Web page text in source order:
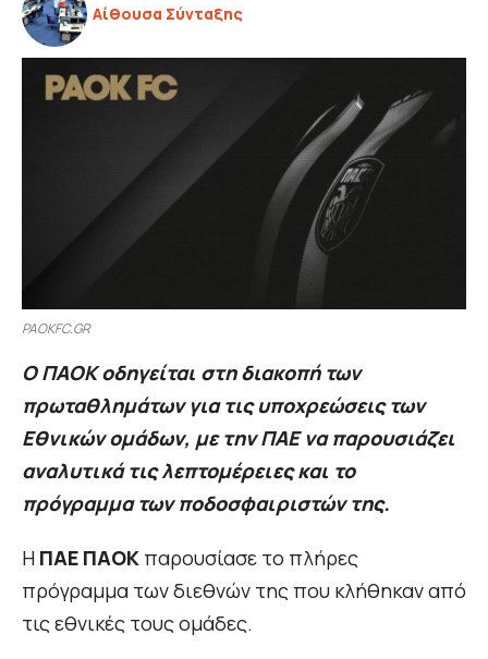
Αίθουσα Σύνταξης
PAOKFC.GR
Ο ΠΑΟΚ οδηγείται στη διακοπή των
πρωταθλημάτων για τις υποχρεώσεις των
Εθνικών ομάδων, με την ΠΑΕ να παρουσιάζει
αναλυτικά τις λεπτομέρειες και το
πρόγραμμα των ποδοσφαιριστών της.
Η ΠΑΕ ΠΑΟΚ παρουσίασε το πλήρες
πρόγραμμα των διεθνών της που κλήθηκαν από
τις εθνικές τους ομάδες.